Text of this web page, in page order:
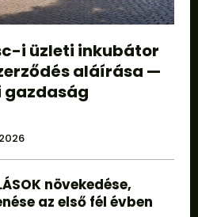
i üzleti inkubátor
aláírása —
gazdaság
növekedése,
az első fél évben